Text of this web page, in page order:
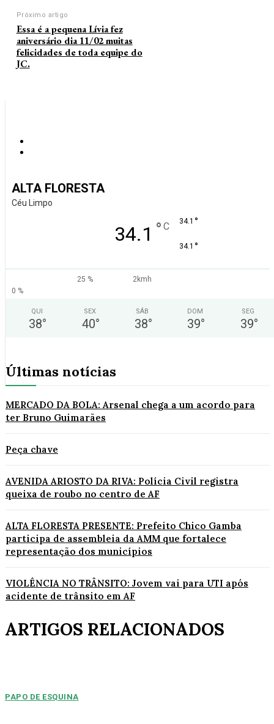
Próximo artigo
Essa é a pequena Lívia fez
aniversário dia 11/02 muitas
felicidades de toda equipe do
JC.
ALTA FLORESTA
Céu Limpo
34.1 ° C 34.1 °
34.1 °
25 %
2kmh
0 %
QUI
38°
SEX
40°
SÁB
38°
DOM
39°
SEG
39°
Últimas notícias
MERCADO DA BOLA: Arsenal chega a um acordo para
ter Bruno Guimarães
Peça chave
AVENIDA ARIOSTO DA RIVA: Polícia Civil registra
queixa de roubo no centro de AF
ALTA FLORESTA PRESENTE: Prefeito Chico Gamba
participa de assembleia da AMM que fortalece
representação dos municípios
VIOLÊNCIA NO TRÂNSITO: Jovem vai para UTI após
acidente de trânsito em AF
ARTIGOS RELACIONADOS
PAPO DE ESQUINA